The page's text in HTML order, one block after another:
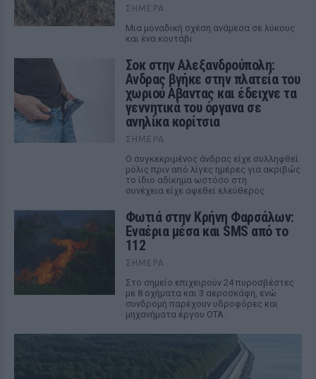
ΣΉΜΕΡΑ
Μια μοναδική σχέση ανάμεσα σε λύκους
και ένα κουτάβι
Σοκ στην Αλεξανδρούπολη:
Ανδρας βγήκε στην πλατεία του
χωριού Αβαντας και έδειχνε τα
γεννητικά του όργανα σε
ανηλίκα κορίτσια
ΣΉΜΕΡΑ
Ο συγκεκριμένος άνδρας είχε συλληφθεί
μόλις πριν από λίγες ημέρες για ακριβώς
το ίδιο αδίκημα ωστόσο στη
συνέχεια είχε αφεθεί ελεύθερος
Φωτιά στην Κρήνη Φαρσάλων:
Εναέρια μέσα και SMS από το
112
ΣΉΜΕΡΑ
Στο σημείο επιχειρούν 24 πυροσβέστες
με 8 οχήματα και 3 αεροσκάφη, ενώ
συνδρομή παρέχουν υδροφόρες και
μηχανήματα έργου ΟΤΑ.